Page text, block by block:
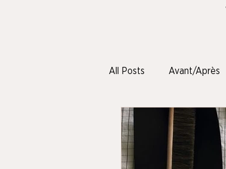
All Posts Avant/Après
Optimisation de